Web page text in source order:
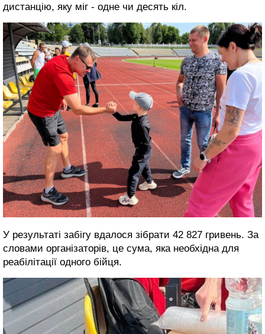
дистанцію, яку міг - одне чи десять кіл.
У результаті забігу вдалося зібрати 42 827 гривень. За
словами організаторів, це сума, яка необхідна для
реабілітації одного бійця.